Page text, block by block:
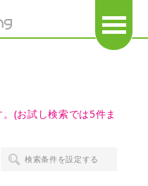
(お試し検索では5件ま
検索条件を設定する